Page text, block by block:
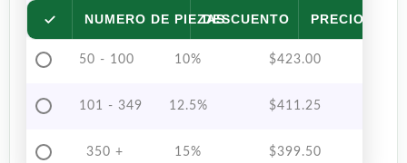
NUMERO DE PIEZASDESCUENTO PRECIO POR
26 - 49 7.5% $434.75
50 - 100 10% $423.00
101 - 349 12.5% $411.25
350 + 15% $399.50